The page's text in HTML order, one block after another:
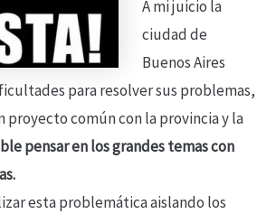
A mi juicio la
ciudad de
Buenos Aires
para resolver sus problemas,
proyecto común con la provincia y la
pensar en los grandes temas con
esta problemática aislando los